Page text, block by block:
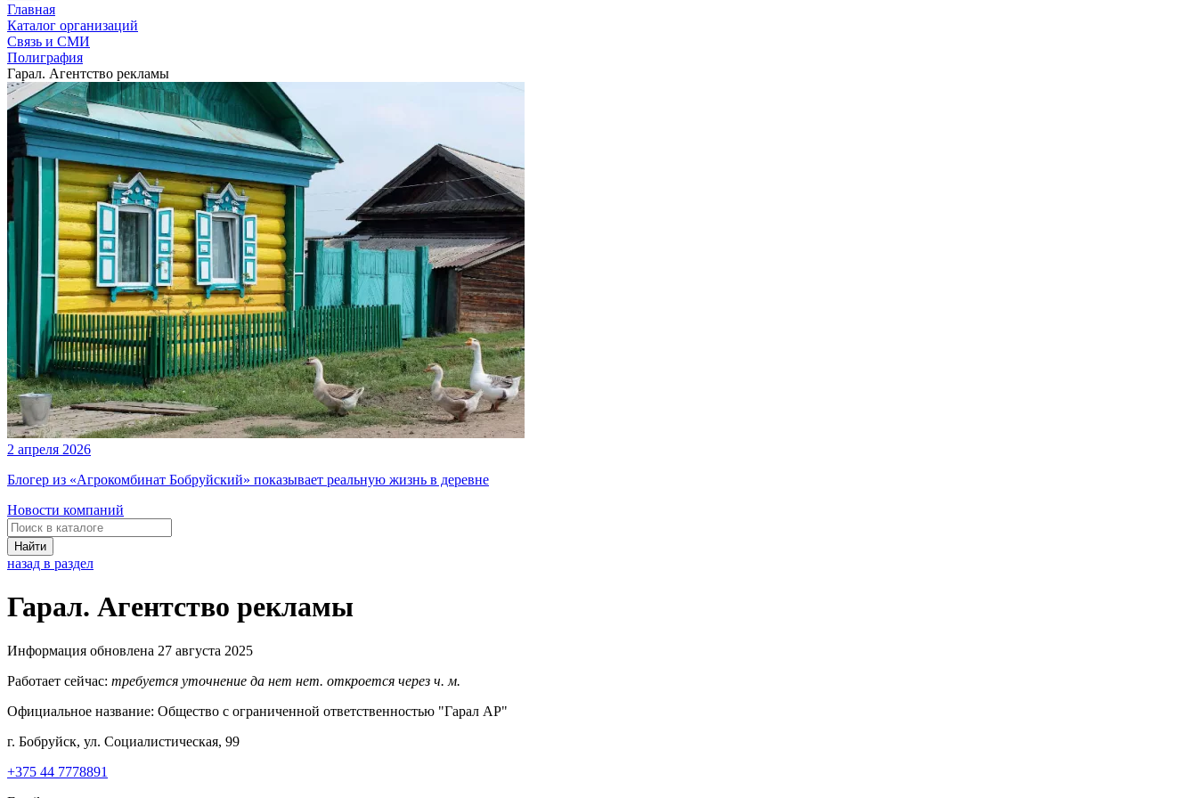
Главная
Каталог организаций
Связь и СМИ
Полиграфия
Гарал. Агентство рекламы
2 апреля 2026
Блогер из «Агрокомбинат Бобруйский» показывает реальную жизнь в деревне
Новости компаний
Найти
назад в раздел
Гарал. Агентство рекламы
Информация обновлена 27 августа 2025
Работает сейчас: требуется уточнение да нет нет. откроется через ч. м.
Официальное название: Общество с ограниченной ответственностью "Гарал АР"
г. Бобруйск, ул. Социалистическая, 99
+375 44 7778891